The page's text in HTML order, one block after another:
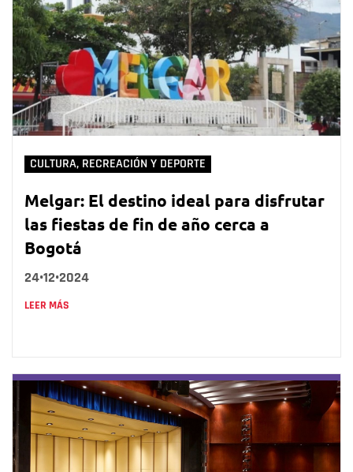
CULTURA, RECREACIÓN Y DEPORTE
Melgar: El destino ideal para disfrutar
las fiestas de fin de año cerca a
Bogotá
24•12•2024
LEER MÁS